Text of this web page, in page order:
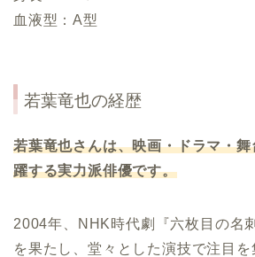
血液型：A型
若葉竜也の経歴
若葉竜也さんは、映画・ドラマ・
躍する実力派俳優です。
2004年、NHK時代劇『六枚目の名
を果たし、堂々とした演技で注目を